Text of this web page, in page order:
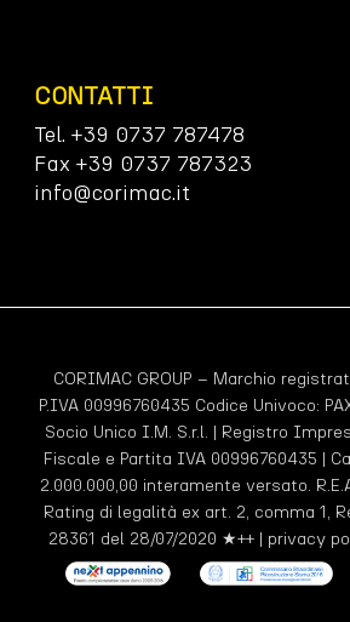
CONTATTI
Tel. +39 0737 787478
Fax +39 0737 787323
info@corimac.it
CORIMAC GROUP – Marchio
P.IVA 00996760435 Codice Univoco:
Socio Unico I.M. S.r.l. | Registro
Fiscale e Partita IVA 00996760435 |
2.000.000,00 interamente versato.
Rating di legalità ex art. 2, comma 1,
28361 del 28/07/2020 ★++ | privacy